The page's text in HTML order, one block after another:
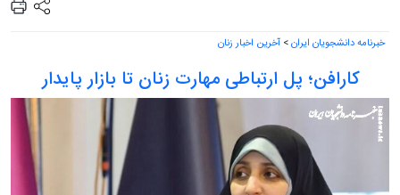
خبرنامه دانشجویان ایران> آخرین اخبار زنان
کارافن؛ پل ارتباطی مهارت زنان تا بازار پایدار